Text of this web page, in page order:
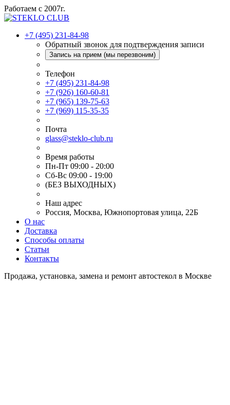
Работаем с 2007г.
+7 (495) 231-84-98
Обратный звонок для подтверждения записи
Запись на прием (мы перезвоним)
Телефон
+7 (495) 231-84-98
+7 (926) 160-60-81
+7 (965) 139-75-63
+7 (969) 115-35-35
Почта
glass@steklo-club.ru
Время работы
Пн-Пт 09:00 - 20:00
Сб-Вс 09:00 - 19:00
(БЕЗ ВЫХОДНЫХ)
Наш адрес
Россия, Москва, Южнопортовая улица, 22Б
О нас
Доставка
Способы оплаты
Статьи
Контакты
Продажа, установка, замена и ремонт автостекол в Москве